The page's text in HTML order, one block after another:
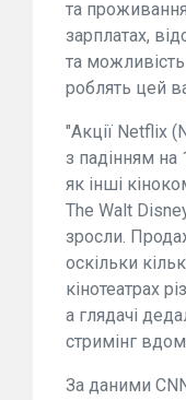
та
зарплатах,
та
роблять цей
"Акції Netflix
з падінням на
як інші
The Walt
зросли.
оскільки
кінотеатрах
а глядачі
стримінг
За даними